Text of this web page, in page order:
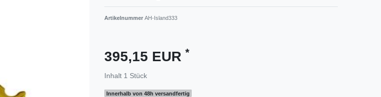
Artikelnummer AH-Island333
395,15 EUR *
Inhalt 1 Stück
Innerhalb von 48h versandfertig